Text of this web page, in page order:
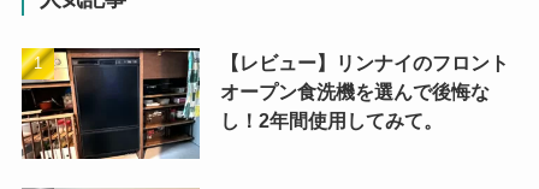
【レビュー】リンナイのフロント
オープン食洗機を選んで後悔な
し！2年間使用してみて。